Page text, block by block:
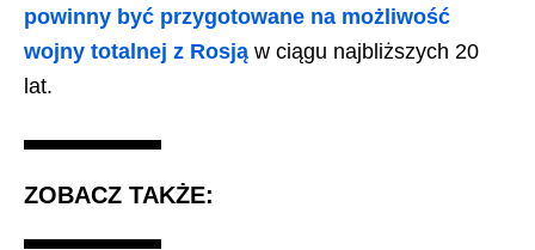
powinny być przygotowane na możliwość
wojny totalnej z Rosją w ciągu najbliższych 20
lat.
ZOBACZ TAKŻE: